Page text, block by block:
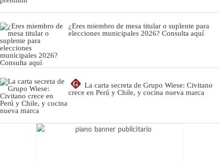
¿Eres miembro de mesa titular o suplente para
elecciones municipales 2026? Consulta aquí
G
La carta secreta de Grupo Wiese: Civitano
crece en Perú y Chile, y cocina nueva marca